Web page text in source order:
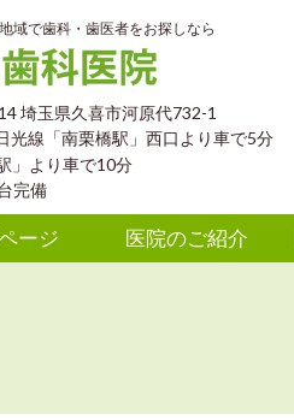
域で歯科・歯医者をお探しなら
埼玉県久喜市河原代732-1
光線「南栗橋駅」西口より車で5分
」より車で10分
完備
ージ 医院のご紹介